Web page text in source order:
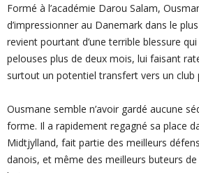
Formé à l’académie Darou Salam,
d’impressionner au Danemark dans le
revient pourtant d’une terrible blessure qui
pelouses plus de deux mois, lui faisant
surtout un potentiel transfert vers un club
Ousmane semble n’avoir gardé aucune
forme. Il a rapidement regagné sa place
Midtjylland, fait partie des meilleurs
danois, et même des meilleurs buteurs de